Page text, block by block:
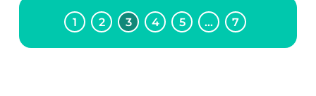
form till en annan,
vilket möjliggör
1 2 3 4 5 … 7